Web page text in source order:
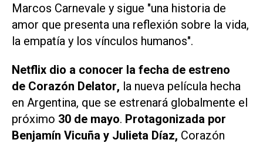
Marcos Carnevale y sigue "una historia de
amor que presenta una reflexión sobre la vida,
la empatía y los vínculos humanos".
Netflix dio a conocer la fecha de estreno
de Corazón Delator, la nueva película hecha
en Argentina, que se estrenará globalmente el
próximo 30 de mayo. Protagonizada por
Benjamín Vicuña y Julieta Díaz, Corazón